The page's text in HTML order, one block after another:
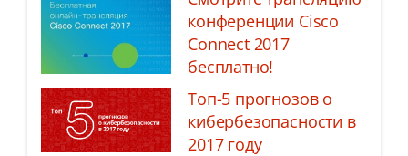
конференции Cisco
Connect 2017
бесплатно!
Топ-5 прогнозов о
кибербезопасности в
2017 году